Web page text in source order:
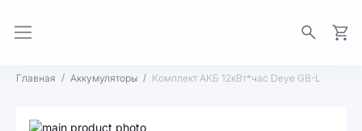
Главная Аккумуляторы Комплект АКБ 12кВт*час Deye GB-L
Пропустить